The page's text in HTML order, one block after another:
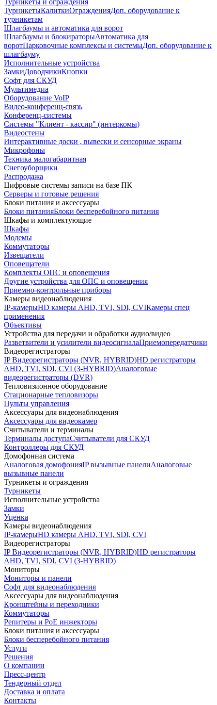
Турникеты и ограждения
ТурникетыКалиткиОгражденияДоп. оборудование к
турникетам
Шлагбаумы и автоматика для ворот
Шлагбаумы и блокираторыАвтоматика для
воротПарковочные комплексы и системыДоп. оборудование к
шлагбауму
Исполнительные устройства
ЗамкиДоводчикиКнопки
Софт для СКУД
Мультимедиа
Оборудование VoIP
Видео-конференц-связь
Конференц-системы
Системы "Клиент - кассир" (интеркомы)
Видеостены
Интерактивные доски , вывески и сенсорные экраны
Микрофоны
Техника малогабаритная
Снегоуборщики
Распродажа
Цифровые системы записи на базе ПК
Серверы и готовые решения
Блоки питания и аксессуары
Блоки питанияБлоки бесперебойного питания
Шкафы и комплектующие
Шкафы
Модемы
Коммутаторы
Извещатели
Оповещатели
Комплекты ОПС и оповещения
Другие устройства для ОПС и оповещения
Приемно-контрольные приборы
Камеры видеонаблюдения
IP-камерыHD камеры AHD, TVI, SDI, CVIКамеры спец
применения
Объективы
Устройства для передачи и обработки аудио/видео
Разветвители и усилители видеосигналаПриемопередатчики
Видеорегистраторы
IP Видеорегистраторы (NVR, HYBRID)HD регистраторы
AHD, TVI, SDI, CVI (3-HYBRID)Аналоговые
видеорегистраторы (DVR)
Тепловизионное оборудование
Стационарные тепловизоры
Пульты управления
Аксессуары для видеонаблюдения
Аксессуары для видеокамер
Считыватели и терминалы
Терминалы доступаСчитыватели для СКУД
Контроллеры для СКУД
Домофонная система
Аналоговая домофонияIP вызывные панелиАналоговые
вызывные панели
Турникеты и ограждения
Турникеты
Исполнительные устройства
Замки
Уценка
Камеры видеонаблюдения
IP-камерыHD камеры AHD, TVI, SDI, CVI
Видеорегистраторы
IP Видеорегистраторы (NVR, HYBRID)HD регистраторы
AHD, TVI, SDI, CVI (3-HYBRID)
Мониторы
Мониторы и панели
Софт для видеонаблюдения
Аксессуары для видеонаблюдения
Кронштейны и переходники
Коммутаторы
Репитеры и PoE инжекторы
Блоки питания и аксессуары
Блоки бесперебойного питания
Услуги
Решения
О компании
Пресс-центр
Тендерный отдел
Доставка и оплата
Контакты